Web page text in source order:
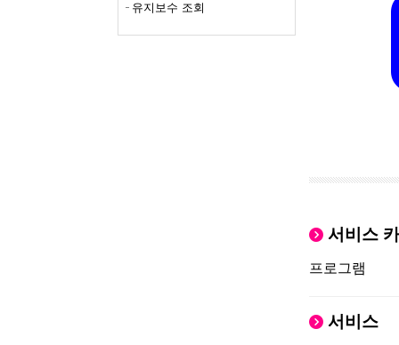
유지보수 조회
서비스
프로그램
서비스